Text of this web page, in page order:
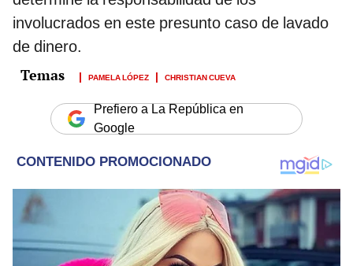
involucrados en este presunto caso de lavado
de dinero.
PAMELA LÓPEZ CHRISTIAN CUEVA
Prefiero a La República en
Google